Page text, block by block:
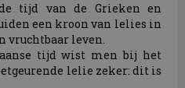
tijd van de Grieken en
een kroon van lelies in
vruchtbaar leven.
tijd wist men bij het
lelie zeker: dit is